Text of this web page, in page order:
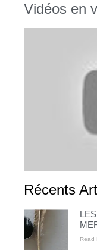
Vidéos en
Récents
Read